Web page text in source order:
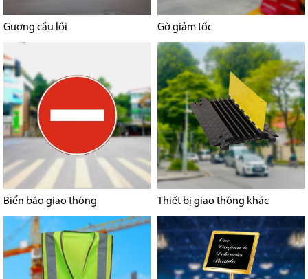
Gương cầu lồi Gờ giảm tốc
Biển báo giao thông Thiết bị giao thông khác